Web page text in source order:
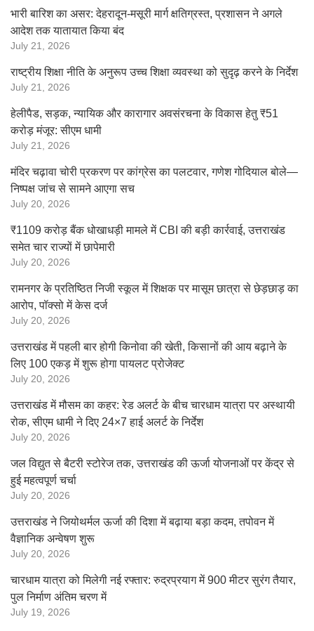
भारी बारिश का असर: देहरादून-मसूरी मार्ग क्षतिग्रस्त, प्रशासन ने अगले
आदेश तक यातायात किया बंद
July 21, 2026
राष्ट्रीय शिक्षा नीति के अनुरूप उच्च शिक्षा व्यवस्था को सुदृढ़ करने के निर्देश
July 21, 2026
हेलीपैड, सड़क, न्यायिक और कारागार अवसंरचना के विकास हेतु ₹51
करोड़ मंजूर: सीएम धामी
July 21, 2026
मंदिर चढ़ावा चोरी प्रकरण पर कांग्रेस का पलटवार, गणेश गोदियाल बोले—
निष्पक्ष जांच से सामने आएगा सच
July 20, 2026
₹1109 करोड़ बैंक धोखाधड़ी मामले में CBI की बड़ी कार्रवाई, उत्तराखंड
समेत चार राज्यों में छापेमारी
July 20, 2026
रामनगर के प्रतिष्ठित निजी स्कूल में शिक्षक पर मासूम छात्रा से छेड़छाड़ का
आरोप, पॉक्सो में केस दर्ज
July 20, 2026
उत्तराखंड में पहली बार होगी किनोवा की खेती, किसानों की आय बढ़ाने के
लिए 100 एकड़ में शुरू होगा पायलट प्रोजेक्ट
July 20, 2026
उत्तराखंड में मौसम का कहर: रेड अलर्ट के बीच चारधाम यात्रा पर अस्थायी
रोक, सीएम धामी ने दिए 24×7 हाई अलर्ट के निर्देश
July 20, 2026
जल विद्युत से बैटरी स्टोरेज तक, उत्तराखंड की ऊर्जा योजनाओं पर केंद्र से
हुई महत्वपूर्ण चर्चा
July 20, 2026
उत्तराखंड ने जियोथर्मल ऊर्जा की दिशा में बढ़ाया बड़ा कदम, तपोवन में
वैज्ञानिक अन्वेषण शुरू
July 20, 2026
चारधाम यात्रा को मिलेगी नई रफ्तार: रुद्रप्रयाग में 900 मीटर सुरंग तैयार,
पुल निर्माण अंतिम चरण में
July 19, 2026